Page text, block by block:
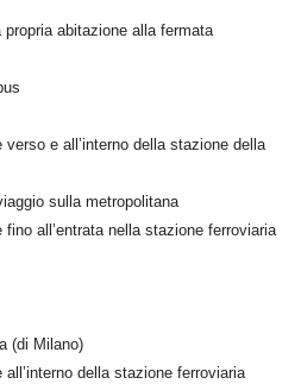
abitazione alla fermata
e all’interno della stazione della
sulla metropolitana
all’entrata nella stazione ferroviaria
(di Milano)
della stazione ferroviaria